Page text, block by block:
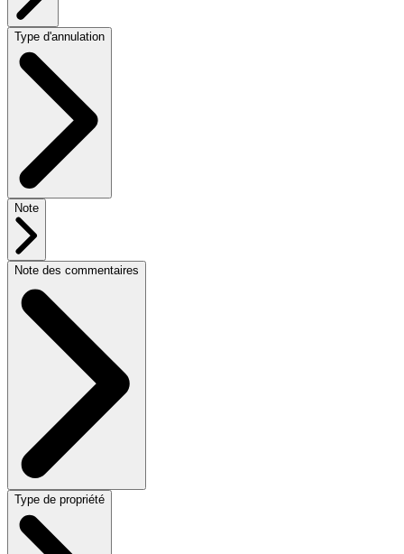
Type d'annulation
Note
Note des commentaires
Type de propriété